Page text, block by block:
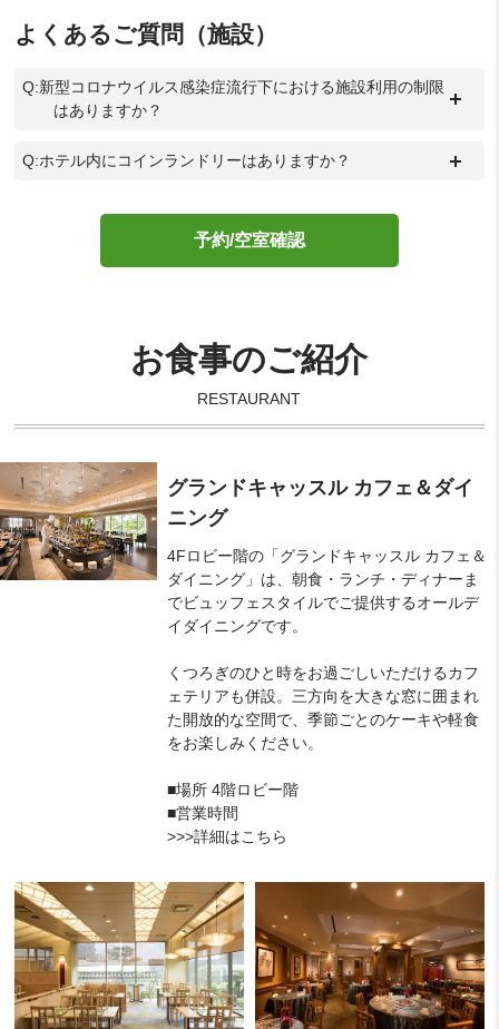
よくあるご質問（施設）
Q:新型コロナウイルス感染症流行下における施設利用の制限
はありますか？
Q:ホテル内にコインランドリーはありますか？
予約/空室確認
お食事のご紹介
RESTAURANT
グランドキャッスル カフェ＆ダイ
ニング
4Fロビー階の「グランドキャッスル カフェ＆
ダイニング」は、朝食・ランチ・ディナーま
でビュッフェスタイルでご提供するオールデ
イダイニングです。
くつろぎのひと時をお過ごしいただけるカフ
ェテリアも併設。三方向を大きな窓に囲まれ
た開放的な空間で、季節ごとのケーキや軽食
をお楽しみください。
■場所 4階ロビー階
■営業時間
>>>詳細はこちら